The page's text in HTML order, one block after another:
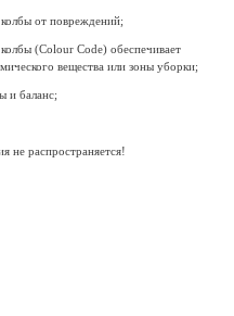
от повреждений;
(Colour Code) обеспечивает
вещества или зоны уборки;
и баланс;
не распространяется!